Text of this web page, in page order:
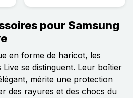
pour Samsung
en forme de haricot, les
Live se distinguent. Leur boîtier
mérite une protection
des rayures et des chocs du